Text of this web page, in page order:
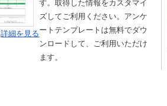
す。取得した情報をカスタマイ
ズしてご利用ください。アンケ
ートテンプレートは無料でダウ
ンロードして、ご利用いただけ
ます。
詳細を見る